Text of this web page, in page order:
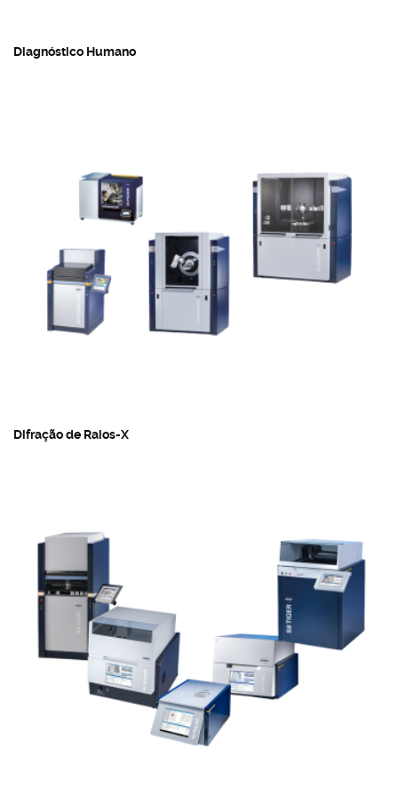
Diagnóstico Humano
Difração de Raios-X